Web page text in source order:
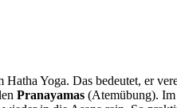
Yoga. Das bedeutet, er
Pranayamas (Atemübung). Im